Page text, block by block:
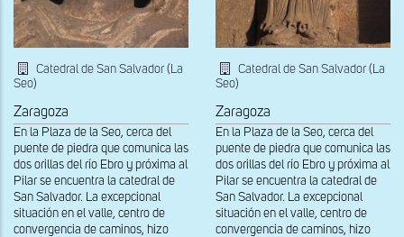
Catedral de San Salvador (La
Seo)
Zaragoza
En la Plaza de la Seo, cerca del
puente de piedra que comunica las
dos orillas del río Ebro y próxima al
Pilar se encuentra la catedral de
San Salvador. La excepcional
situación en el valle, centro de
convergencia de caminos, hizo
Catedral de San Salvador (La
Seo)
Zaragoza
En la Plaza de la Seo, cerca del
puente de piedra que comunica las
dos orillas del río Ebro y próxima al
Pilar se encuentra la catedral de
San Salvador. La excepcional
situación en el valle, centro de
convergencia de caminos, hizo